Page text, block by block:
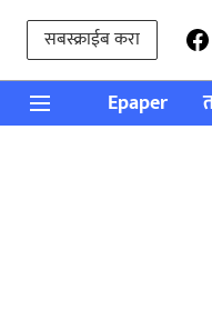
सबस्क्राईब करा
Epaper